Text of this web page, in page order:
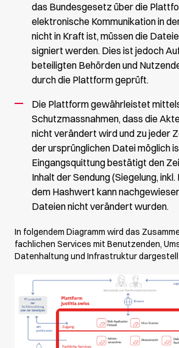
das Bundesgesetz über die
elektronische Kommunikation in
nicht in Kraft ist, müssen die
signiert werden. Dies ist jedoch
beteiligten Behörden und
durch die Plattform geprüft.
Die Plattform gewährleistet
Schutzmassnahmen, dass die
nicht verändert wird und zu jeder
der ursprünglichen Datei möglich
Eingangsquittung bestätigt den
Inhalt der Sendung (Siegelung,
dem Hashwert kann
Dateien nicht verändert wurden.
In folgendem Diagramm wird das
fachlichen Services mit Benutzenden,
Datenhaltung und Infrastruktur